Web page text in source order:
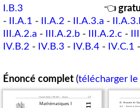
I.B.3
👈
-
II.A.1 - II.A.2 - II.A.3.a -
III.A.2.a - III.A.2.b - III.A.2.c -
IV.B.2 - IV.B.3 - IV.B.4 - IV.C.1 -
Énoncé complet (télécharger le